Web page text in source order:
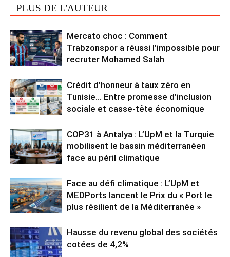
PLUS DE L'AUTEUR
Mercato choc : Comment
Trabzonspor a réussi l’impossible pour
recruter Mohamed Salah
Crédit d’honneur à taux zéro en
Tunisie… Entre promesse d’inclusion
sociale et casse-tête économique
COP31 à Antalya : L’UpM et la Turquie
mobilisent le bassin méditerranéen
face au péril climatique
Face au défi climatique : L’UpM et
MEDPorts lancent le Prix du « Port le
plus résilient de la Méditerranée »
Hausse du revenu global des sociétés
cotées de 4,2%